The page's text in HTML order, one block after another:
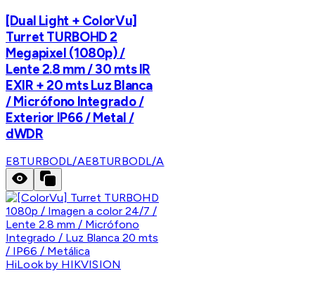
[Dual Light + ColorVu]
Turret TURBOHD 2
Megapixel (1080p) /
Lente 2.8 mm / 30 mts IR
EXIR + 20 mts Luz Blanca
/ Micrófono Integrado /
Exterior IP66 / Metal /
dWDR
E8TURBODL/AE8TURBODL/A
HiLook by HIKVISION